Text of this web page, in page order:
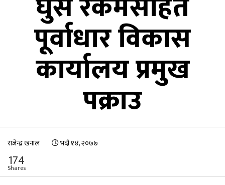
पूर्वाधार विकास
कार्यालय प्रमुख
पक्राउ
राजेन्द्र खनाल भदौ १४, २०७७
174
Shares